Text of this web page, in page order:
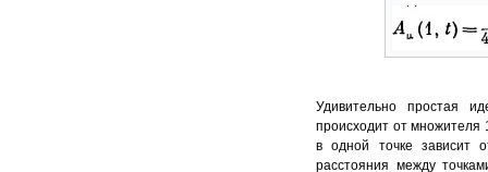
Удивительно простая
происходит от множителя
в одной точке зависит
расстояния между